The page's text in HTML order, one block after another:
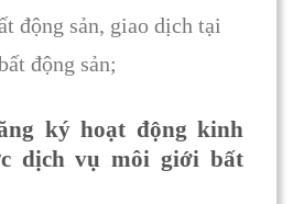
động sản, giao dịch tại
động sản;
ký hoạt động kinh
dịch vụ môi giới bất